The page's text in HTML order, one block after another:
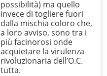
possibilità) ma quello
invece di togliere fuori
dalla mischia coloro che,
a loro avviso, sono tra i
più facinorosi onde
acquietare la virulenza
rivoluzionaria dell’O.C.
tutta.